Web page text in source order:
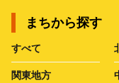
まちから探す
すべて
関東地方